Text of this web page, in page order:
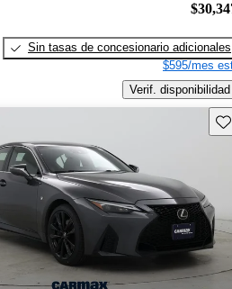
Sin tasas de concesionario adicionales
$595/mes
Verif. disponibilidad